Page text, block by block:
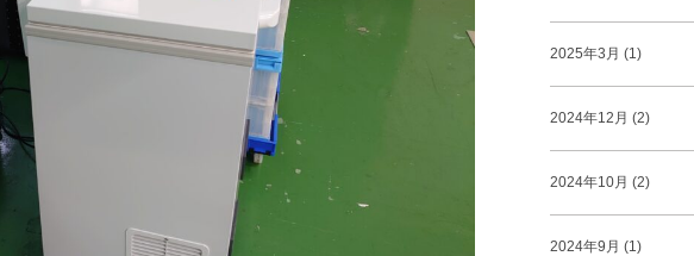
2025年3月 (1)
2024年12月 (2)
2024年10月 (2)
2024年9月 (1)